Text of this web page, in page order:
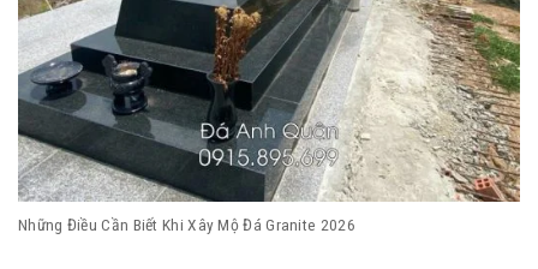
Những Điều Cần Biết Khi Xây Mộ Đá Granite 2026